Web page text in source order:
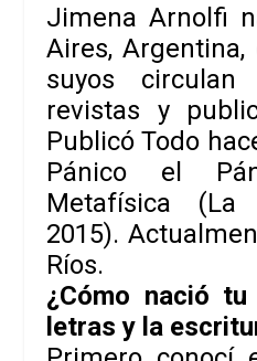
Jimena Arnolfi
Aires, Argentina,
suyos circulan
revistas y
PublicóTodo
Pánico el
Metafísica (La
2015).
Ríos.
¿Cómo nació
letras y la